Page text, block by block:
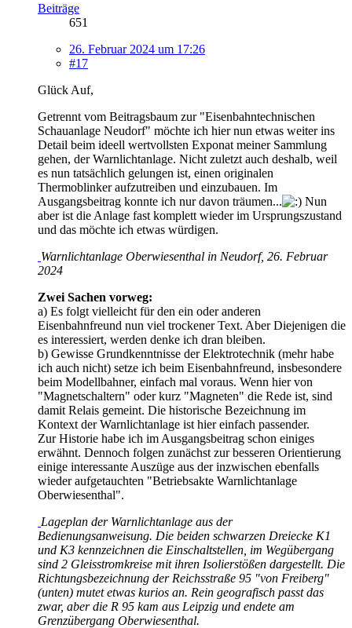
Beiträge
651
26. Februar 2024 um 17:26
#17
Glück Auf,
Getrennt vom Beitragsbaum zur "Eisenbahntechnischen
Schauanlage Neudorf" möchte ich hier nun etwas weiter ins
Detail beim ideell wertvollsten Exponat meiner Sammlung
gehen, der Warnlichtanlage. Nicht zuletzt auch deshalb, weil
es nun tatsächlich gelungen ist, einen originalen
Thermoblinker aufzutreiben und einzubauen. Im
Ausgangsbeitrag konnte ich nur davon träumen...
Nun
aber ist die Anlage fast komplett wieder im Ursprungszustand
und das möchte ich etwas würdigen.
Warnlichtanlage Oberwiesenthal in Neudorf, 26. Februar
2024
Zwei Sachen vorweg:
a) Es folgt vielleicht für den ein oder anderen
Eisenbahnfreund nun viel trockener Text. Aber Diejenigen die
es interessiert, werden denke ich dran bleiben.
b) Gewisse Grundkenntnisse der Elektrotechnik (mehr habe
ich auch nicht) setze ich beim Eisenbahnfreund, insbesondere
beim Modellbahner, einfach mal voraus. Wenn hier von
"Magnetschaltern" oder kurz "Magneten" die Rede ist, sind
damit Relais gemeint. Die historische Bezeichnung im
Kontext der Warnlichtanlage ist hier einfach passender.
Zur Historie habe ich im Ausgangsbeitrag schon einiges
erwähnt. Dennoch folgen zunächst zur besseren Orientierung
einige interessante Auszüge aus der inzwischen ebenfalls
wieder aufgetauchten "Betriebsakte Warnlichtanlage
Oberwiesenthal".
Lageplan der Warnlichtanlage aus der
Bedienungsanweisung. Die beiden schwarzen Dreiecke K1
und K3 kennzeichnen die Einschaltstellen, im Wegübergang
sind 2 Gleisstromkreise mit ihren Isolierstößen dargestellt. Die
Richtungsbezeichnung der Reichsstraße 95 "von Freiberg"
(unten) mutet etwas kurios an. Rein geografisch passt das
zwar, aber die R 95 kam aus Leipzig und endete am
Grenzübergang Oberwiesenthal.